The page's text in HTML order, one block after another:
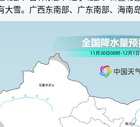
大雪。广西东南部、广东南部、海南